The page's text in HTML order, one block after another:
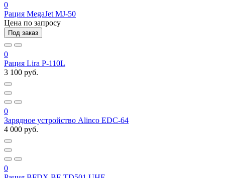
0
Рация MegaJet MJ-50
Цена по запросу
Под заказ
0
Рация Lira P-110L
3 100 руб.
0
Зарядное устройство Alinco EDC-64
4 000 руб.
0